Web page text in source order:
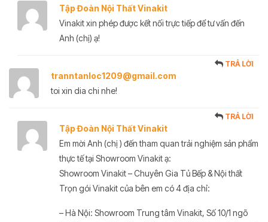
Tập Đoàn Nội Thất Vinakit
Vinakit xin phép được kết nối trực tiếp để tư vấn đến
Anh (chị) ạ!
tranntanloc1209@gmail.com
TRẢ LỜI
toi xin dia chi nhe!
Tập Đoàn Nội Thất Vinakit
TRẢ LỜI
Em mời Anh (chị ) đến tham quan trải nghiệm sản phẩm
thực tế tại Showroom Vinakit ạ:
Showroom Vinakit – Chuyên Gia Tủ Bếp & Nội thất
Trọn gói Vinakit của bên em có 4 địa chỉ:
– Hà Nội: Showroom Trung tâm Vinakit, Số 10/1 ngõ